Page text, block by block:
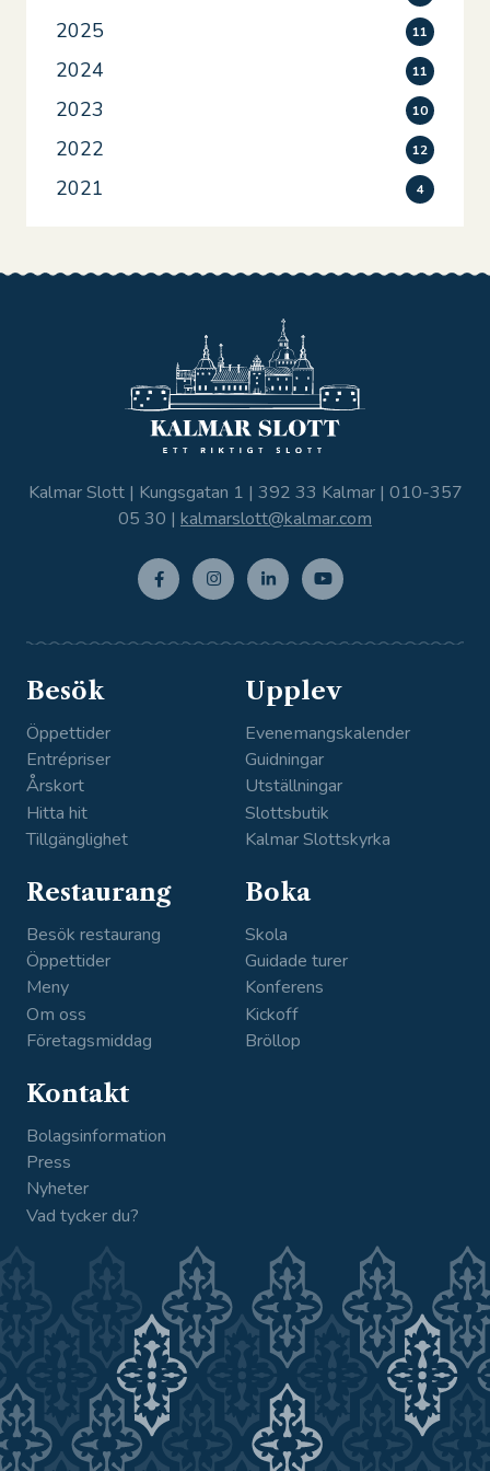
2025 11
2024 11
2023 10
2022 12
2021 4
Kalmar Slott | Kungsgatan 1 | 392 33 Kalmar | 010-357
05 30 | kalmarslott@kalmar.com
Besök
Öppettider
Entrépriser
Årskort
Hitta hit
Tillgänglighet
Upplev
Evenemangskalender
Guidningar
Utställningar
Slottsbutik
Kalmar Slottskyrka
Restaurang
Besök restaurang
Öppettider
Meny
Om oss
Företagsmiddag
Boka
Skola
Guidade turer
Konferens
Kickoff
Bröllop
Kontakt
Bolagsinformation
Press
Nyheter
Vad tycker du?